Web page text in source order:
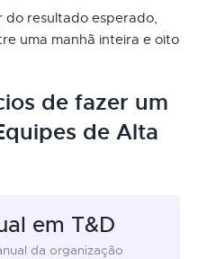
do resultado esperado,
uma manhã inteira e oito
de fazer um
de Alta
em T&D
da organização